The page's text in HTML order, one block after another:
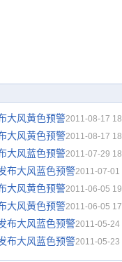
大风黄色预警2011-08-17
大风黄色预警2011-08-17
大风蓝色预警2011-07-29
布大风蓝色预警2011-07-01
大风黄色预警2011-06-05
大风黄色预警2011-06-05
布大风蓝色预警2011-05-24
布大风蓝色预警2011-05-23